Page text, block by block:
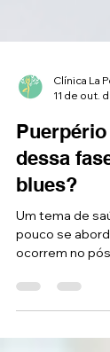
11 de out.
Puerpério
dessa
blues?
Um tema de
ocorrem no